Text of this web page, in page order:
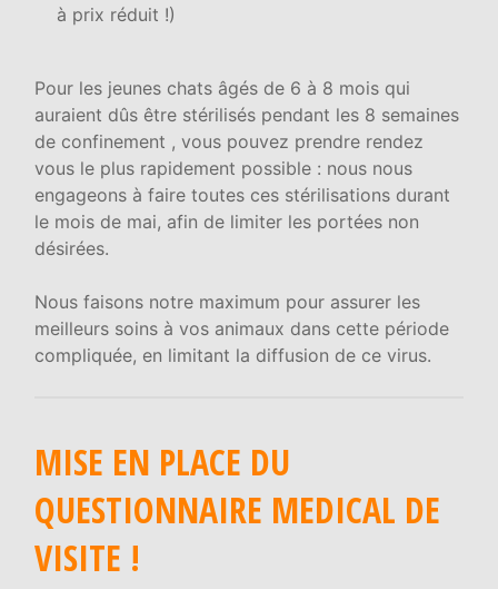
à prix réduit !)
Pour les jeunes chats âgés de 6 à 8 mois qui
auraient dûs être stérilisés pendant les 8 semaines
de confinement , vous pouvez prendre rendez
vous le plus rapidement possible : nous nous
engageons à faire toutes ces stérilisations durant
le mois de mai, afin de limiter les portées non
désirées.
Nous faisons notre maximum pour assurer les
meilleurs soins à vos animaux dans cette période
compliquée, en limitant la diffusion de ce virus.
MISE EN PLACE DU
QUESTIONNAIRE MEDICAL DE
VISITE !